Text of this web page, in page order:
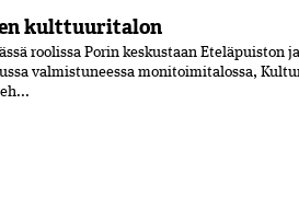
kulttuuritalon
roolissa Porin keskustaan Eteläpuiston
valmistuneessa moni­toimitalossa,